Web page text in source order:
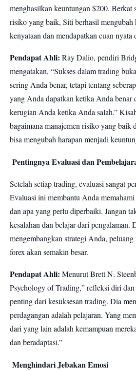
menghasilkan keuntungan $200. Berkat
risiko yang baik, Siti berhasil mengubah
kenyataan dan mendapatkan cuan nyata
Pendapat Ahli: Ray Dalio, pendiri
mengatakan, “Sukses dalam trading
sering Anda benar, tetapi tentang
yang Anda dapatkan ketika Anda benar
kerugian Anda ketika Anda salah.”
bagaimana manajemen risiko yang baik
bisa mengubah harapan menjadi
Pentingnya Evaluasi dan
Setelah setiap trading, evaluasi sangat
Evaluasi ini membantu Anda
dan apa yang perlu diperbaiki. Jangan
kesalahan dan belajar dari pengalaman.
mengembangkan strategi Anda,
forex akan semakin besar.
Pendapat Ahli: Menurut Brett N.
Psychology of Trading,” refleksi diri dan
penting dari kesuksesan trading. Dia
perdagangan adalah pelajaran. Yang
dari yang lain adalah kemampuan
dan beradaptasi.”
Menghindari Jebakan Emosi